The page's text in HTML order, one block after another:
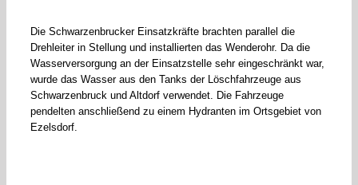
Die Schwarzenbrucker Einsatzkräfte brachten parallel die
Drehleiter in Stellung und installierten das Wenderohr. Da die
Wasserversorgung an der Einsatzstelle sehr eingeschränkt war,
wurde das Wasser aus den Tanks der Löschfahrzeuge aus
Schwarzenbruck und Altdorf verwendet. Die Fahrzeuge
pendelten anschließend zu einem Hydranten im Ortsgebiet von
Ezelsdorf.